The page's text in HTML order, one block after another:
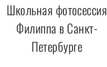
Школьная фотосессия
Филиппа в Санкт-
Петербурге